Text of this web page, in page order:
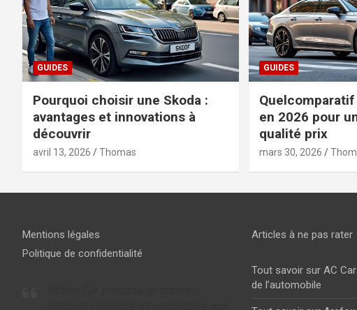
GUIDES
Pourquoi choisir une Skoda :
avantages et innovations à
découvrir
avril 13, 2026 Thomas
GUIDES
en 2026 pour
qualité prix
mars 30, 2026
Mentions légales
Politique de confidentialité
Articles à ne pas rater
Tout savoir sur AC
de l’automobile